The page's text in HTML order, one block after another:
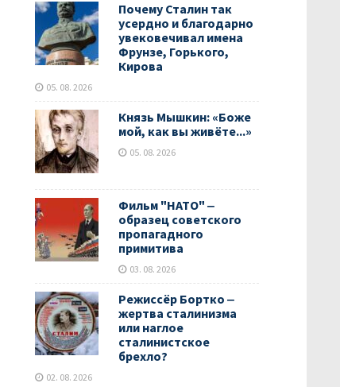
Почему Сталин так
усердно и благодарно
увековечивал имена
Фрунзе, Горького,
Кирова
05. 08. 2026
Князь Мышкин: «Боже
мой, как вы живёте...»
05. 08. 2026
Фильм "НАТО" ‒
образец советского
пропагадного
примитива
03. 08. 2026
Режиссёр Бортко ‒
жертва сталинизма
или наглое
сталинистское
брехло?
02. 08. 2026